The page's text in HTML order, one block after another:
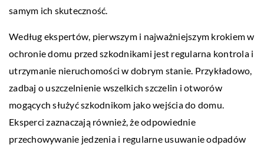
samym ich skuteczność.
Według ekspertów, pierwszym i najważniejszym krokiem w
ochronie domu przed szkodnikami jest regularna kontrola i
utrzymanie nieruchomości w dobrym stanie. Przykładowo,
zadbaj o uszczelnienie wszelkich szczelin i otworów
mogących służyć szkodnikom jako wejścia do domu.
Eksperci zaznaczają również, że odpowiednie
przechowywanie jedzenia i regularne usuwanie odpadów